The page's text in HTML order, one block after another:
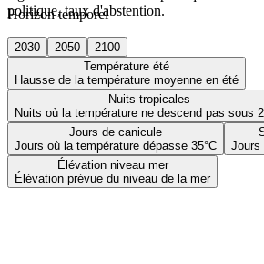
Horizon temporel
2030 2050
2100
Température été
Hausse de la température moyenne en été
Nuits tropicales
Nuits où la température ne descend pas sous
Jours de canicule
Jours où la température dépasse 35°C
Jours
Élévation niveau mer
Élévation prévue du niveau de la mer
politique, taux d'abstention.